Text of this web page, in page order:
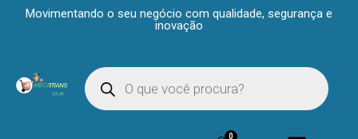
Movimentando o seu negócio com qualidade, segurança e
inovação